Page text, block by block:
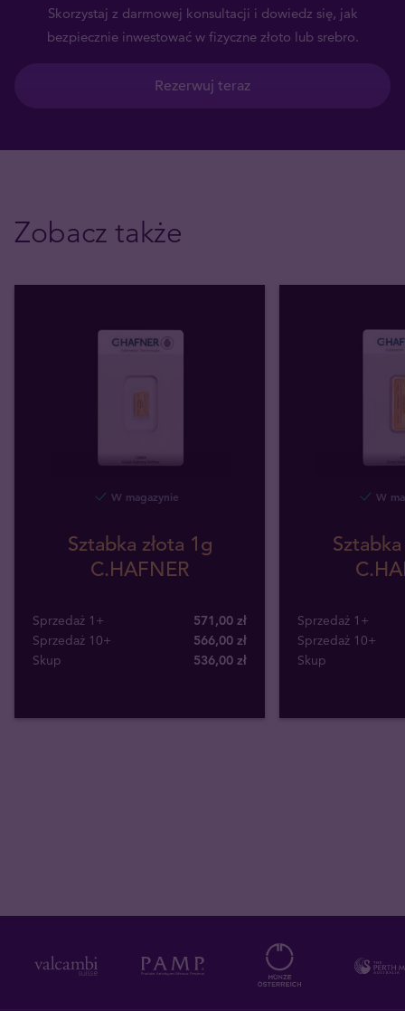
Skorzystaj z darmowej konsultacji i dowiedz się, jak
bezpiecznie inwestować w fizyczne złoto lub srebro.
Rezerwuj teraz
Zobacz także
W magazynie
Sztabka złota 1g
C.HAFNER
Sprzedaż 1+
571,00 zł
Sprzedaż 10+
566,00 zł
Skup
536,00 zł
W
Sprzedaż 1+
Sprzedaż 10+
Skup